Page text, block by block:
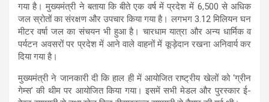
गया है। मुख्यमंत्री ने बताया कि बीते एक वर्ष में प्रदेश में 6,500 से अधिक
जल स्रोतों का संरक्षण और उपचार किया गया है। लगभग 3.12 मिलियन घन
मीटर वर्षा जल का संचयन भी हुआ है। चारधाम यात्रा और अन्य धार्मिक व
पर्यटन अवसरों पर प्रदेश में आने वाले वाहनों में कूड़ेदान रखना अनिवार्य कर
दिया गया है।
मुख्यमंत्री ने जानकारी दी कि हाल ही में आयोजित राष्ट्रीय खेलों को ‘ग्रीन
गेम्स’ की थीम पर आयोजित किया गया। इसमें सभी मेडल और पुरस्कार ई-